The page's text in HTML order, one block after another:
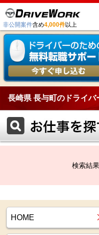
非公開案件含め4,000件以上
長崎県 長与町のドライバ
検索結
HOME